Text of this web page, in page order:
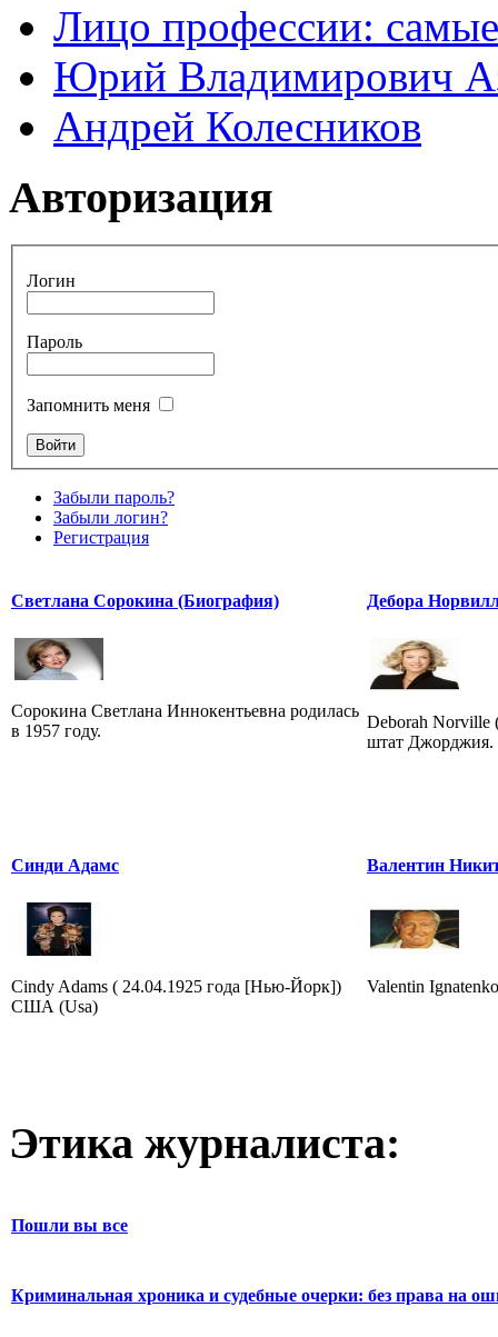
Лицо профессии:
Юрий Владимирович
Андрей Колесников
Авторизация
Логин
Пароль
Запомнить меня
Забыли пароль?
Забыли логин?
Регистрация
Светлана Сорокина (Биография)
Сорокина Светлана Иннокентьевна родилась
в 1957 году.
Дебора
Deborah Norville
штат
Синди Адамс
Cindy Adams ( 24.04.1925 года [Нью-Йорк])
США (Usa)
Валентин
Valentin Ignatenko
Этика журналиста:
Пошли вы все
Криминальная хроника и судебные очерки: без права на